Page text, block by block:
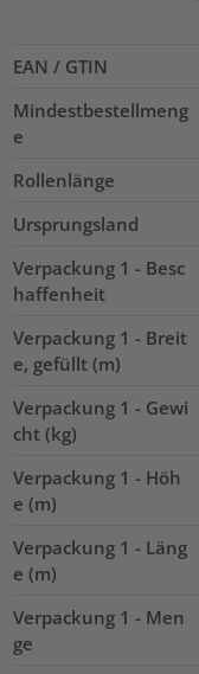
EAN / GTIN
Mindestbestellmeng
e
Rollenlänge
Ursprungsland
Verpackung 1 - Besc
haffenheit
Verpackung 1 - Breit
e, gefüllt (m)
Verpackung 1 - Gewi
cht (kg)
Verpackung 1 - Höh
e (m)
Verpackung 1 - Läng
e (m)
Verpackung 1 - Men
ge